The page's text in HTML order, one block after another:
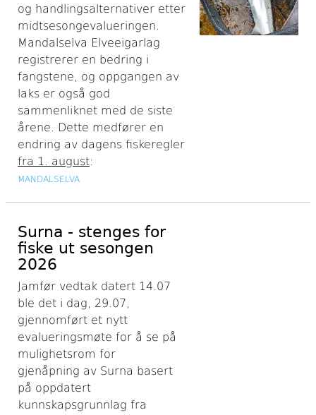
og handlingsalternativer etter
midtsesongevalueringen.
Mandalselva Elveeigarlag
registrerer en bedring i
fangstene, og oppgangen av
laks er også god
sammenliknet med de siste
årene. Dette medfører en
endring av dagens fiskeregler
fra 1. august:
MANDALSELVA
Surna - stenges for
fiske ut sesongen
2026
Jamfør vedtak datert 14.07
ble det i dag, 29.07,
gjennomført et nytt
evalueringsmøte for å se på
mulighetsrom for
gjenåpning av Surna basert
på oppdatert
kunnskapsgrunnlag fra